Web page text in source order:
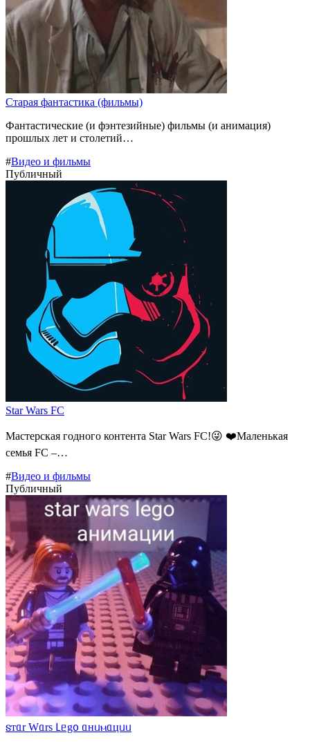
Старая фантастика (фильмы)
Фантастические (и фэнтезийные) фильмы (и анимация)
прошлых лет и столетий…
#Видео и фильмы
Публичный
Star Wars FC
Мастерская годного контента Star Wars FC!😜 ❤️Маленькая
семья FC –…
#Видео и фильмы
Публичный
𐍃ᴛᥲr Wᥲrs 𑀉ᥱg᧐ ᥲнᥙⲙᥲцᥙᥙ